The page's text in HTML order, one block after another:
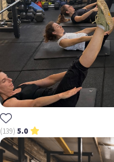
5.0
(139)